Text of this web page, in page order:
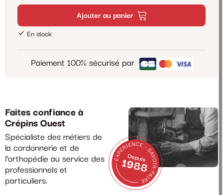
Ajouter au panier
En stock
Paiement 100% sécurisé par
Faites confiance à
Crépins Ouest
Spécialiste des métiers de
la cordonnerie et de
l’orthopédie au service des
professionnels et
particuliers.